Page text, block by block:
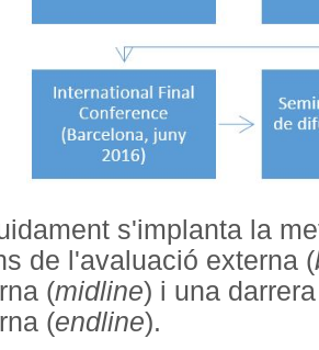
s'implanta la
de l'avaluació externa (
(midline) i una
(endline).